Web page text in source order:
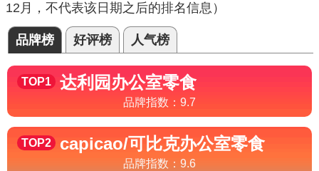
12月，不代表该日期之后的排名信息）
品牌榜 好评榜 人气榜
TOP1 达利园 办公室零食
品牌指数： 9.7
TOP2 capicao/可比克办公室零食
品牌指数： 9.6